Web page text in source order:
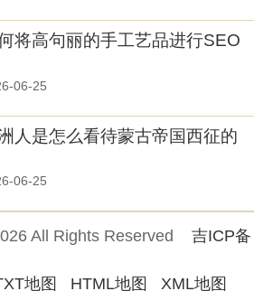
将高句丽的手工艺品进行SEO
06-25
人是怎么看待蒙古帝国西征的
06-25
All Rights Reserved 吉ICP备
地图 HTML地图 XML地图